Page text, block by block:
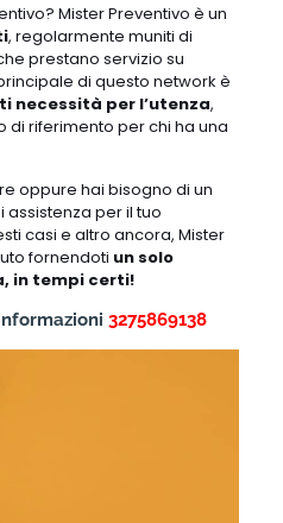
Mister Preventivo è un
, regolarmente muniti di
prestano servizio su
di questo network è
necessità per l’utenza,
di riferimento per chi ha una
oppure hai bisogno di un
assistenza per il tuo
casi e altro ancora, Mister
fornendoti un solo
in tempi certi!
3275869138